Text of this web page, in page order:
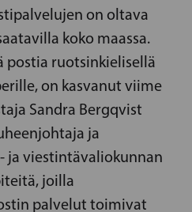
on oltava
koko maassa.
postia ruotsinkielisellä
on kasvanut viime
Sandra Bergqvist
ja
ja viestintävaliokunnan
joilla
palvelut toimivat